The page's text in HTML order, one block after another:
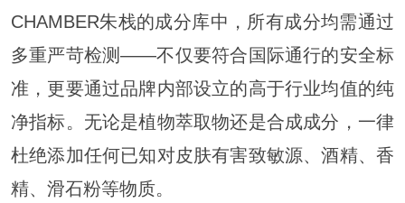
CHAMBER朱栈的成分库中，所有成分均需通过
多重严苛检测——不仅要符合国际通行的安全标
准，更要通过品牌内部设立的高于行业均值的纯
净指标。无论是植物萃取物还是合成成分，一律
杜绝添加任何已知对皮肤有害致敏源、酒精、香
精、滑石粉等物质。